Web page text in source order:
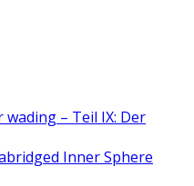
– Teil IX: Der
Inner Sphere